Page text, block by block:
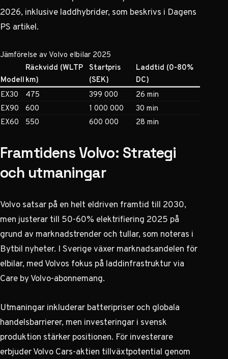
2026, inklusive laddhybrider, som beskrivs i Dagens
PS artikel.
Jämförelse av Volvo elbilar 2025
Modell
Räckvidd (WLTP
km)
Startpris
(SEK)
Laddtid (0-80%
DC)
EX30
475 399 000
26 min
EX90
600 1 000 000
30 min
EX60
550 600 000 28 min
Framtidens Volvo: Strategi
och utmaningar
Volvo satsar på en helt eldriven framtid till 2030,
men justerar till 50-60% elektrifiering 2025 på
grund av marknadstrender och tullar, som noteras i
Bytbil nyheter. I Sverige växer marknadsandelen för
elbilar, med Volvos fokus på laddinfrastruktur via
Care by Volvo-abonnemang.
Utmaningar inkluderar batteripriser och globala
handelsbarrierer, men investeringar i svensk
produktion stärker positionen. För investerare
erbjuder Volvo Cars-aktien tillväxtpotential genom